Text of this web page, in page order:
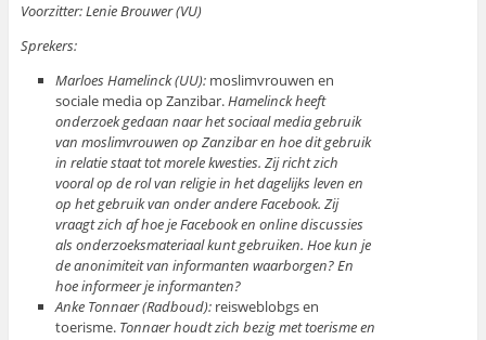
Voorzitter: Lenie Brouwer (VU)
Sprekers:
Marloes Hamelinck (UU): moslimvrouwen en
sociale media op Zanzibar.Hamelinck heeft
onderzoek gedaan naar het sociaal media gebruik
van moslimvrouwen op Zanzibar en hoe dit gebruik
in relatie staat tot morele kwesties. Zij richt zich
vooral op de rol van religie in het dagelijks leven en
op het gebruik van onder andere Facebook. Zij
vraagt zich af hoe je Facebook en online discussies
als onderzoeksmateriaal kunt gebruiken. Hoe kun je
de anonimiteit van informanten waarborgen? En
hoe informeer je informanten?
Anke Tonnaer (Radboud): reisweblobgs en
toerisme. Tonnaer houdt zich bezig met toerisme en